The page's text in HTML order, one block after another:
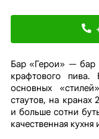
Бар «Герои» — бар
крафтового пива.
основных
стаутов, на кранах
и больше сотни
качественная